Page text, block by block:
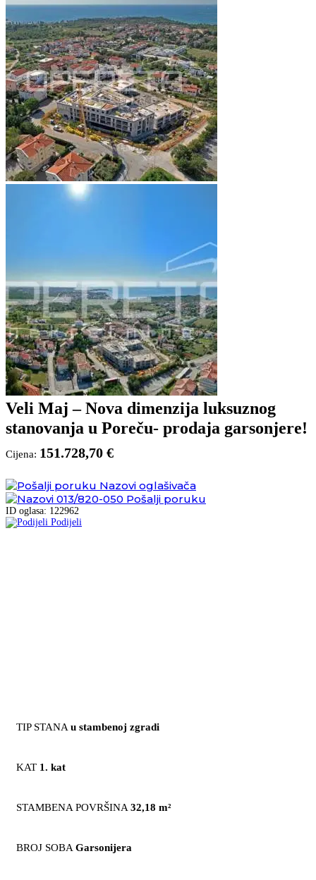
Veli Maj – Nova dimenzija luksuznog
stanovanja u Poreču- prodaja garsonjere!
Cijena: 151.728,70 €
Nazovi oglašivača
013/820-050 Pošalji poruku
ID oglasa: 122962
Podijeli
TIP STANA u stambenoj zgradi
KAT 1. kat
STAMBENA POVRŠINA 32,18 m²
BROJ SOBA Garsonijera